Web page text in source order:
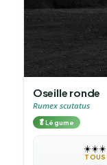
Oseille ronde
Rumex scutatus
🥬Légume
☀️☀️☀️
TOUS